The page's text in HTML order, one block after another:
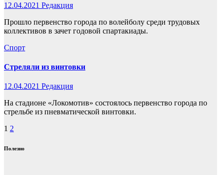
12.04.2021 Редакция
Прошло первенство города по волейболу среди трудовых
коллективов в зачет годовой спартакиады.
Спорт
Стреляли из винтовки
12.04.2021 Редакция
На стадионе «Локомотив» состоялось первенство города по
стрельбе из пневматической винтовки.
Пагинация
записей
1 2
Полезно